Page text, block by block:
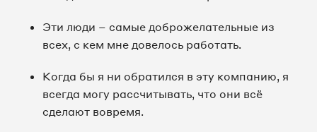
Эти люди – самые доброжелательные из
всех, с кем мне довелось работать.
Когда бы я ни обратился в эту компанию, я
всегда могу рассчитывать, что они всё
сделают вовремя.